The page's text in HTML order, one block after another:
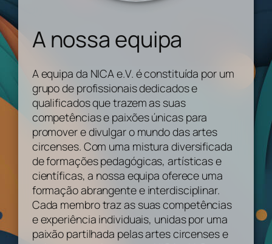
A nossa equipa
A equipa da NICA e.V. é constituída por um
grupo de profissionais dedicados e
qualificados que trazem as suas
competências e paixões únicas para
promover e divulgar o mundo das artes
circenses. Com uma mistura diversificada
de formações pedagógicas, artísticas e
científicas, a nossa equipa oferece uma
formação abrangente e interdisciplinar.
Cada membro traz as suas competências
e experiência individuais, unidas por uma
paixão partilhada pelas artes circenses e